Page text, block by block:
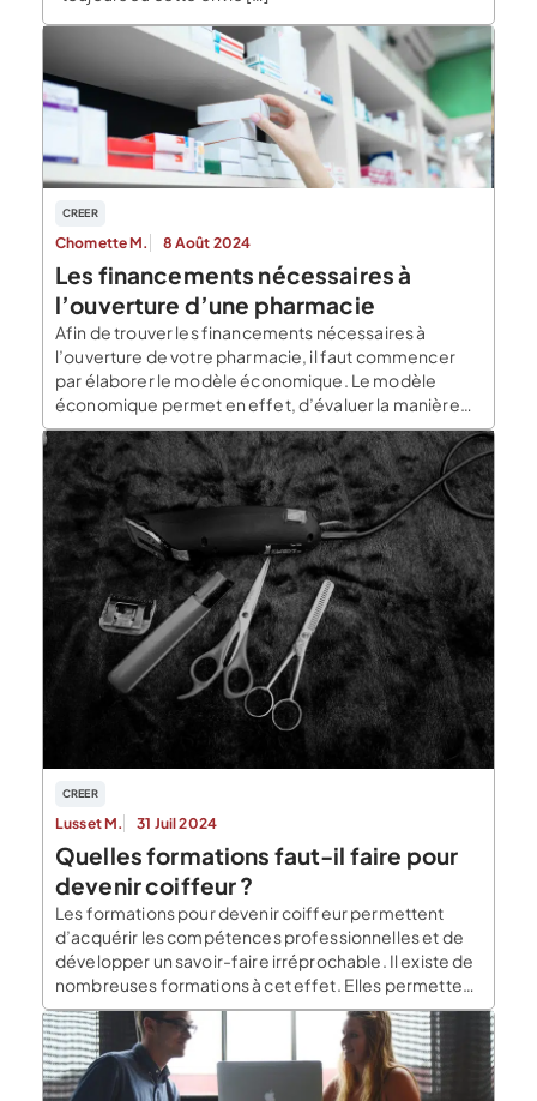
CREER
Chomette M. 8 Août 2024
Les financements nécessaires à
l’ouverture d’une pharmacie
Afin de trouver les financements nécessaires à
l’ouverture de votre pharmacie, il faut commencer
par élaborer le modèle économique. Le modèle
économique permet en effet, d’évaluer la manière
avec laquelle vous allez gagner de l’argent ainsi que
de connaître les activités essentielles et les
fournisseurs indispensables. Les financements
nécessaires à la création de votre pharmacie […]
CREER
Lusset M. 31 Juil 2024
Quelles formations faut-il faire pour
devenir coiffeur ?
Les formations pour devenir coiffeur permettent
d’acquérir les compétences professionnelles et de
développer un savoir-faire irréprochable. Il existe de
nombreuses formations à cet effet. Elles permettent
d’exercer en tant que salarié dans un salon de
coiffure ou d’ouvrir son propre salon. Pour une
personne qui désire ouvrir son salon de coiffure, les
formations pour devenir […]